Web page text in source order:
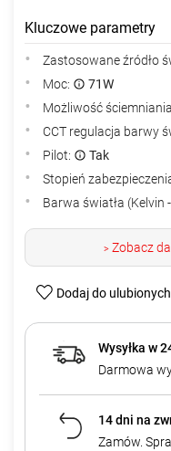
Kluczowe parametry
Zastosowane źródło
Moc:
71W
Możliwość
CCT regulacja barwy
Pilot:
Tak
Stopień
Barwa światła (Kelvin
>Zobacz
Dodaj do ulubionych
Wysyłka w
Darmowa
14 dni na
Zamów.